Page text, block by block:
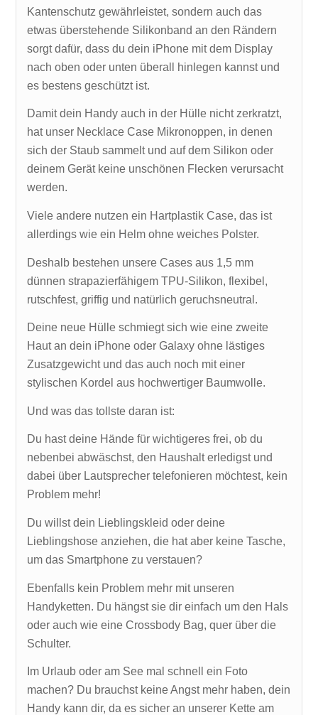
Kantenschutz gewährleistet, sondern auch das
etwas überstehende Silikonband an den Rändern
sorgt dafür, dass du dein iPhone mit dem Display
nach oben oder unten überall hinlegen kannst und
es bestens geschützt ist.
Damit dein Handy auch in der Hülle nicht zerkratzt,
hat unser Necklace Case Mikronoppen, in denen
sich der Staub sammelt und auf dem Silikon oder
deinem Gerät keine unschönen Flecken verursacht
werden.
Viele andere nutzen ein Hartplastik Case, das ist
allerdings wie ein Helm ohne weiches Polster.
Deshalb bestehen unsere Cases aus 1,5 mm
dünnen strapazierfähigem TPU-Silikon, flexibel,
rutschfest, griffig und natürlich geruchsneutral.
Deine neue Hülle schmiegt sich wie eine zweite
Haut an dein iPhone oder Galaxy ohne lästiges
Zusatzgewicht und das auch noch mit einer
stylischen Kordel aus hochwertiger Baumwolle.
Und was das tollste daran ist:
Du hast deine Hände für wichtigeres frei, ob du
nebenbei abwäschst, den Haushalt erledigst und
dabei über Lautsprecher telefonieren möchtest, kein
Problem mehr!
Du willst dein Lieblingskleid oder deine
Lieblingshose anziehen, die hat aber keine Tasche,
um das Smartphone zu verstauen?
Ebenfalls kein Problem mehr mit unseren
Handyketten. Du hängst sie dir einfach um den Hals
oder auch wie eine Crossbody Bag, quer über die
Schulter.
Im Urlaub oder am See mal schnell ein Foto
machen? Du brauchst keine Angst mehr haben, dein
Handy kann dir, da es sicher an unserer Kette am